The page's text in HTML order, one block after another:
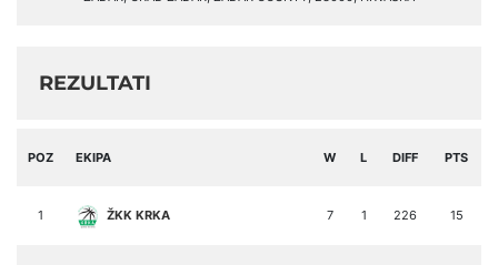
REZULTATI
POZ EKIPA W L DIFF PTS
1 ŽKK KRKA 7 1 226 15